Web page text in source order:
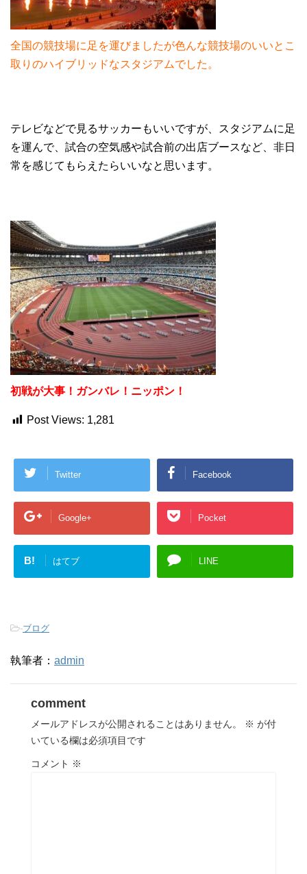
全国の競技場に足を運びましたが色んな競技場のいいとこ
取りのハイブリッドなスタジアムでした。
テレビなどで見るサッカーもいいですが、スタジアムに足
を運んで、試合の空気感や試合前の出店ブースなど、非日
常を感じてもらえたらいいなと思います。
初戦が大事！ガンバレ！ニッポン！
Post Views: 1,281
Twitter Facebook
Google+ Pocket
B! はてブ LINE
-ブログ
執筆者： admin
comment
メールアドレスが公開されることはありません。 ※ が付
いている欄は必須項目です
コメント ※